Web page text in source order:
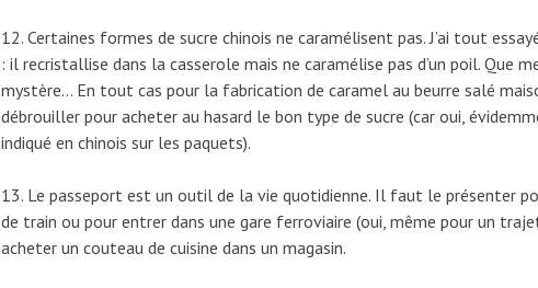
12. Certaines formes de sucre chinois ne caramélisent pas. J’ai tout
: il recristallise dans la casserole mais ne caramélise pas d’un poil. Que
mystère… En tout cas pour la fabrication de caramel au beurre salé
débrouiller pour acheter au hasard le bon type de sucre (car oui,
indiqué en chinois sur les paquets).
13. Le passeport est un outil de la vie quotidienne. Il faut le présenter
de train ou pour entrer dans une gare ferroviaire (oui, même pour un
acheter un couteau de cuisine dans un magasin.